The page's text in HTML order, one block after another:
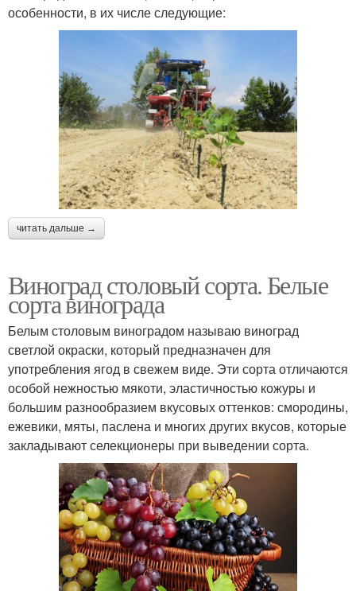
особенности, в их числе следующие:
читать дальше →
Виноград столовый сорта. Белые
сорта винограда
Белым столовым виноградом называю виноград
светлой окраски, который предназначен для
употребления ягод в свежем виде. Эти сорта отличаются
особой нежностью мякоти, эластичностью кожуры и
большим разнообразием вкусовых оттенков: смородины,
ежевики, мяты, паслена и многих других вкусов, которые
закладывают селекционеры при выведении сорта.